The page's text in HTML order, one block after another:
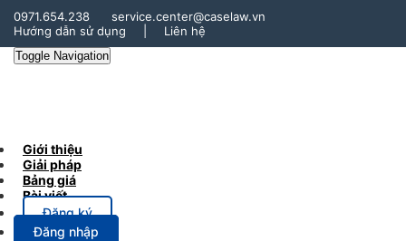
0971.654.238
service.center@caselaw.vn
Hướng dẫn sử dụng
Liên hệ
Toggle Navigation
Giới thiệu
Giải pháp
Bảng giá
Bài viết
Đăng ký
Đăng nhập